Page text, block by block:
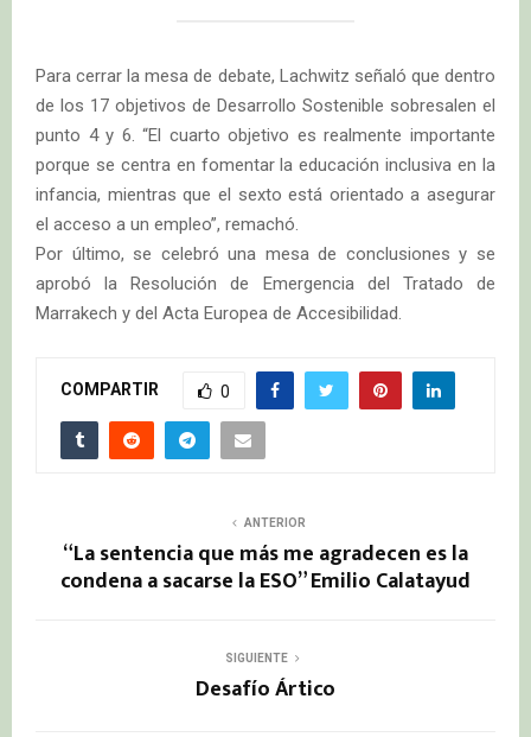
Para cerrar la mesa de debate, Lachwitz señaló que dentro
de los 17 objetivos de Desarrollo Sostenible sobresalen el
punto 4 y 6. “El cuarto objetivo es realmente importante
porque se centra en fomentar la educación inclusiva en la
infancia, mientras que el sexto está orientado a asegurar
el acceso a un empleo”, remachó.
Por último, se celebró una mesa de conclusiones y se
aprobó la Resolución de Emergencia del Tratado de
Marrakech y del Acta Europea de Accesibilidad.
COMPARTIR 0
ANTERIOR
“La sentencia que más me agradecen es la
condena a sacarse la ESO” Emilio Calatayud
SIGUIENTE
Desafío Ártico